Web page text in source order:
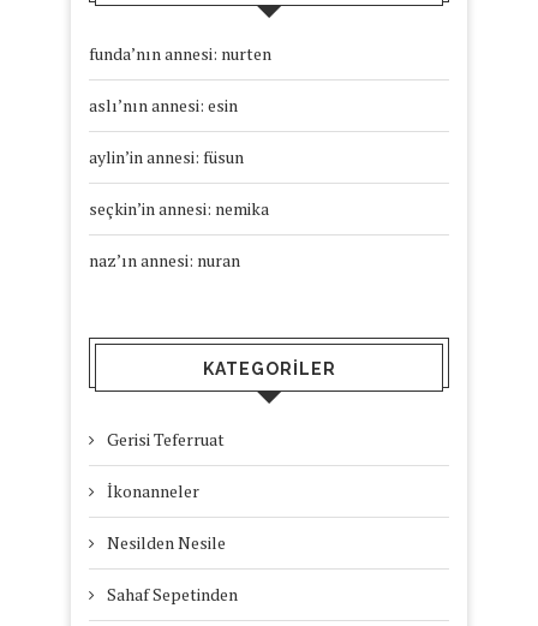
funda’nın annesi: nurten
aslı’nın annesi: esin
aylin’in annesi: füsun
seçkin’in annesi: nemika
naz’ın annesi: nuran
KATEGORILER
Gerisi Teferruat
İkonanneler
Nesilden Nesile
Sahaf Sepetinden